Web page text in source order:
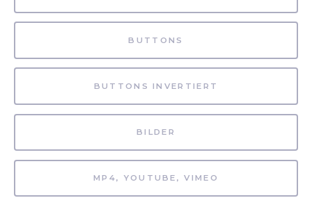
BUTTONS
BUTTONS INVERTIERT
BILDER
MP4, YOUTUBE, VIMEO